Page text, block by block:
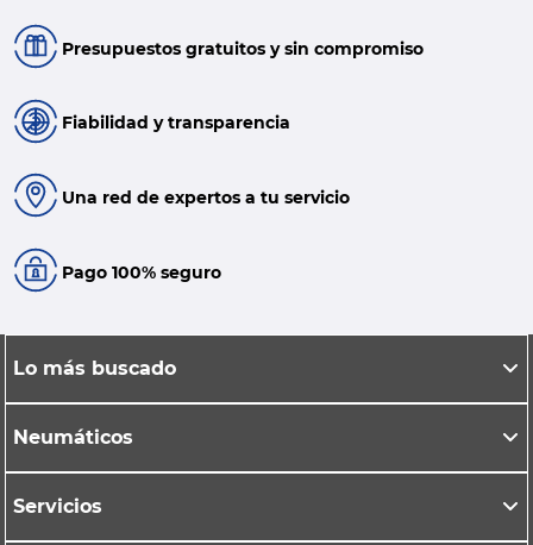
Presupuestos gratuitos y sin compromiso
Fiabilidad y transparencia
Una red de expertos a tu servicio
Pago 100% seguro
Lo más buscado
Neumáticos
Servicios